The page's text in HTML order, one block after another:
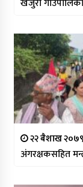
खजुरा
२२ बैशाख
अंगरक्षकसहित